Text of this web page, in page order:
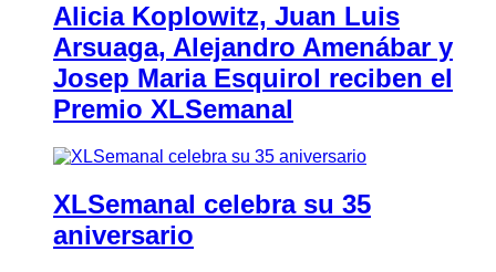
Alicia Koplowitz, Juan Luis
Arsuaga, Alejandro Amenábar y
Josep Maria Esquirol reciben el
Premio XLSemanal
XLSemanal celebra su 35
aniversario